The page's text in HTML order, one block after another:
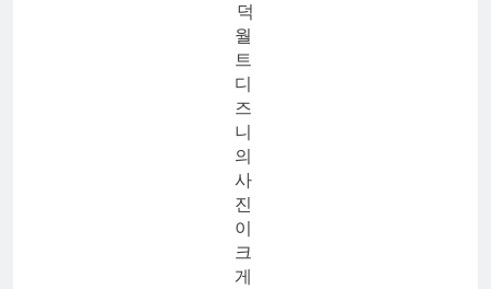
덕
월
트
디
즈
니
의
사
진
이
크
게